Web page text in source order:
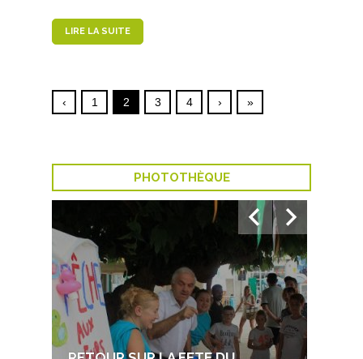
LIRE LA SUITE
‹ 1 2 3 4 › »
PHOTOTHÈQUE